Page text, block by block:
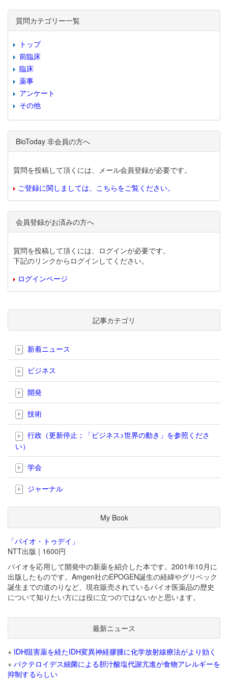
質問カテゴリー一覧
トップ
前臨床
臨床
薬事
アンケート
その他
BioToday 非会員の方へ
質問を投稿して頂くには、メール会員登録が必要です。
ご登録に関しましては、こちらをご覧ください。
会員登録がお済みの方へ
質問を投稿して頂くには、ログインが必要です。
下記のリンクからログインしてください。
ログインページ
記事カテゴリ
新着ニュース
ビジネス
開発
技術
行政（更新停止；「ビジネス>世界の動き」を参照くださ
い）
学会
ジャーナル
My Book
「バイオ・トゥデイ」
NTT出版 | 1600円
バイオを応用して開発中の新薬を紹介した本です。2001年10月に
出版したものです。Amgen社のEPOGEN誕生の経緯やグリベック
誕生までの道のりなど、現在販売されているバイオ医薬品の歴史
について知りたい方には役に立つのではないかと思います。
最新ニュース
+ IDH阻害薬を経たIDH変異神経膠腫に化学放射線療法がより効く
+ バクテロイデス細菌による胆汁酸塩代謝亢進が食物アレルギーを
抑制するらしい